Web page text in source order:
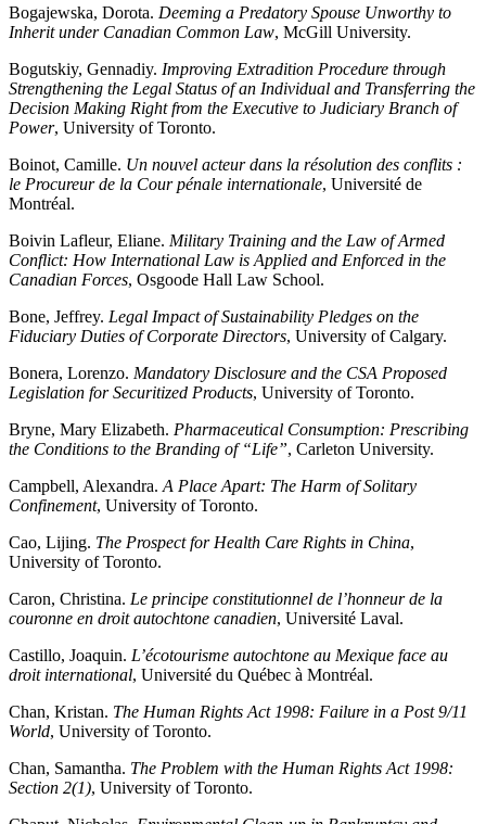
Bogajewska, Dorota. Deeming a Predatory Spouse Unworthy to
Inherit under Canadian Common Law, McGill University.
Bogutskiy, Gennadiy. Improving Extradition Procedure through
Strengthening the Legal Status of an Individual and Transferring the
Decision Making Right from the Executive to Judiciary Branch of
Power, University of Toronto.
Boinot, Camille. Un nouvel acteur dans la résolution des conflits :
le Procureur de la Cour pénale internationale, Université de
Montréal.
Boivin Lafleur, Eliane. Military Training and the Law of Armed
Conflict: How International Law is Applied and Enforced in the
Canadian Forces, Osgoode Hall Law School.
Bone, Jeffrey. Legal Impact of Sustainability Pledges on the
Fiduciary Duties of Corporate Directors, University of Calgary.
Bonera, Lorenzo. Mandatory Disclosure and the CSA Proposed
Legislation for Securitized Products, University of Toronto.
Bryne, Mary Elizabeth. Pharmaceutical Consumption: Prescribing
the Conditions to the Branding of “Life”, Carleton University.
Campbell, Alexandra. A Place Apart: The Harm of Solitary
Confinement, University of Toronto.
Cao, Lijing. The Prospect for Health Care Rights in China,
University of Toronto.
Caron, Christina. Le principe constitutionnel de l’honneur de la
couronne en droit autochtone canadien, Université Laval.
Castillo, Joaquin. L’écotourisme autochtone au Mexique face au
droit international, Université du Québec à Montréal.
Chan, Kristan. The Human Rights Act 1998: Failure in a Post 9/11
World, University of Toronto.
Chan, Samantha. The Problem with the Human Rights Act 1998:
Section 2(1), University of Toronto.